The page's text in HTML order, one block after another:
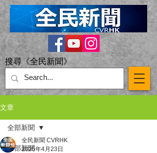
搜尋《全民新聞》
文章
全部新聞
全部新聞
全民新聞 CVRHK
2025年4月23日